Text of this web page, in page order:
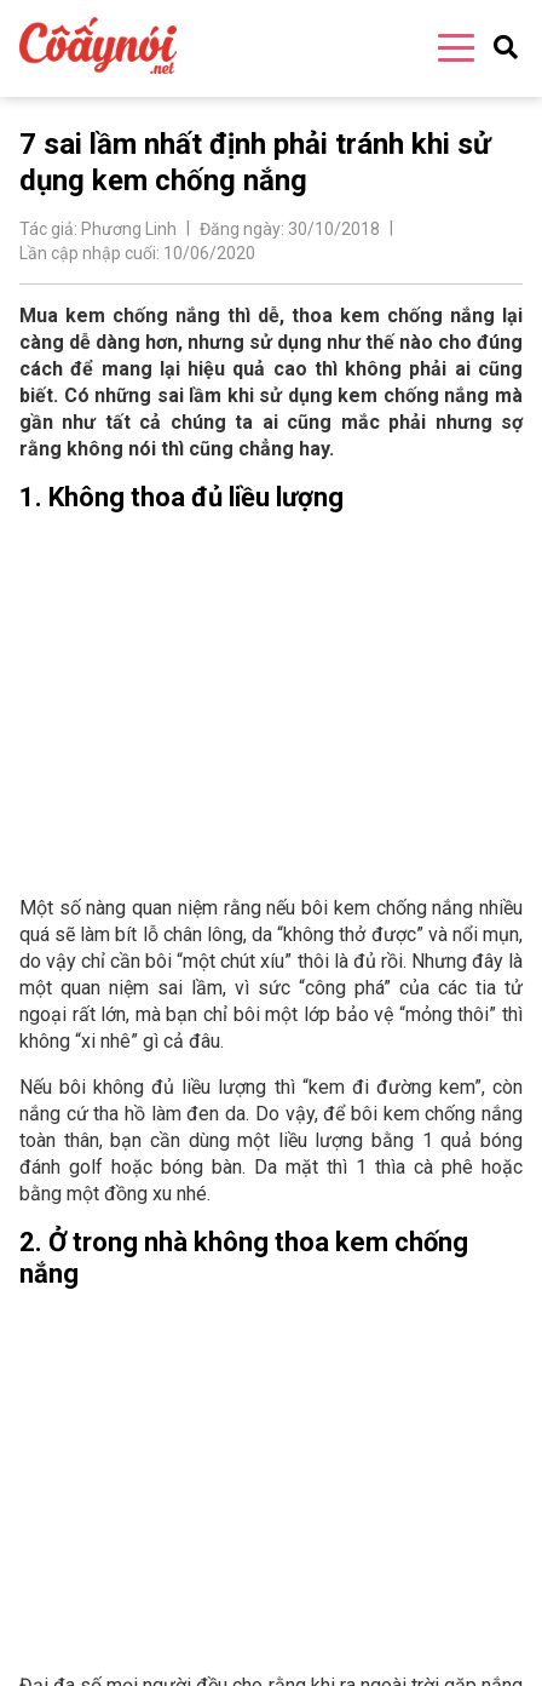
7 sai lầm nhất định phải tránh khi sử
dụng kem chống nắng
Tác giả: Phương Linh Đăng ngày: 30/10/2018
Lần cập nhập cuối: 10/06/2020
Mua kem chống nắng thì dễ, thoa kem chống nắng lại
càng dễ dàng hơn, nhưng sử dụng như thế nào cho đúng
cách để mang lại hiệu quả cao thì không phải ai cũng
biết. Có những sai lầm khi sử dụng kem chống nắng mà
gần như tất cả chúng ta ai cũng mắc phải nhưng sợ
rằng không nói thì cũng chẳng hay.
1. Không thoa đủ liều lượng
Một số nàng quan niệm rằng nếu bôi kem chống nắng nhiều
quá sẽ làm bít lỗ chân lông, da “không thở được” và nổi mụn,
do vậy chỉ cần bôi “một chút xíu” thôi là đủ rồi. Nhưng đây là
một quan niệm sai lầm, vì sức “công phá” của các tia tử
ngoại rất lớn, mà bạn chỉ bôi một lớp bảo vệ “mỏng thôi” thì
không “xi nhê” gì cả đâu.
Nếu bôi không đủ liều lượng thì “kem đi đường kem”, còn
nắng cứ tha hồ làm đen da. Do vậy, để bôi kem chống nắng
toàn thân, bạn cần dùng một liều lượng bằng 1 quả bóng
đánh golf hoặc bóng bàn. Da mặt thì 1 thìa cà phê hoặc
bằng một đồng xu nhé.
2. Ở trong nhà không thoa kem chống
nắng